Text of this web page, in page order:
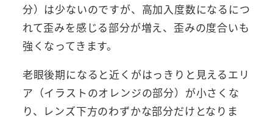
分）は少ないのですが、高加入度数になるにつ
れて歪みを感じる部分が増え、歪みの度合いも
強くなってきます。
老眼後期になると近くがはっきりと見えるエリ
ア（イラストのオレンジの部分）が小さくな
り、レンズ下方のわずかな部分だけとなりま